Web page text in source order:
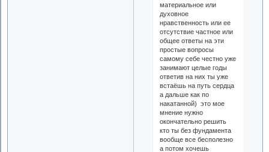
материальное или
духовное
нравственность или ее
отсутствие частное или
общее ответы на эти
простые вопросы
самому себе честно уже
занимают целые годы
ответив на них ты уже
встаёшь на путь сердца
а дальше как по
накатанной) это мое
мнение нужно
окончательно решить
кто ты без фундамента
вообще все бесполезно
а потом хочешь